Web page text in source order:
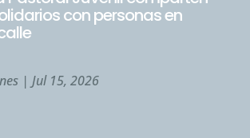
con personas en
| Jul 15, 2026